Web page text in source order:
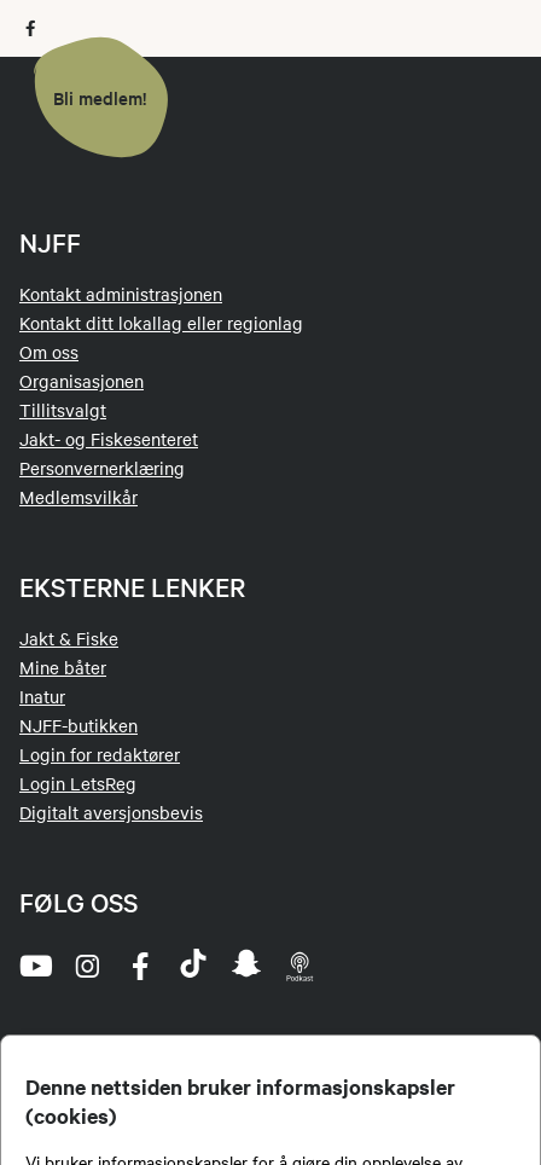
Denne nettsiden bruker informasjonskapsler
(cookies)
Bli medlem!
NJFF
Kontakt administrasjonen
Kontakt ditt lokallag eller regionlag
Om oss
Organisasjonen
Tillitsvalgt
Jakt- og Fiskesenteret
Personvernerklæring
Medlemsvilkår
EKSTERNE LENKER
Jakt & Fiske
Mine båter
Inatur
NJFF-butikken
Login for redaktører
Login LetsReg
Digitalt aversjonsbevis
FØLG OSS